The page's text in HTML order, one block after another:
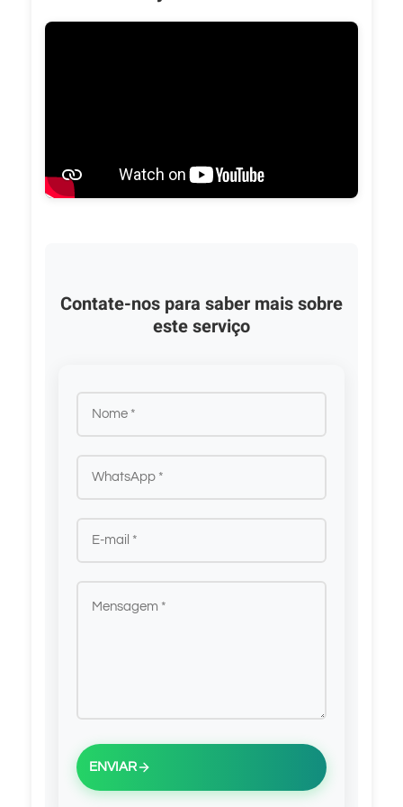
Contate-nos para saber mais sobre
este serviço
ENVIAR